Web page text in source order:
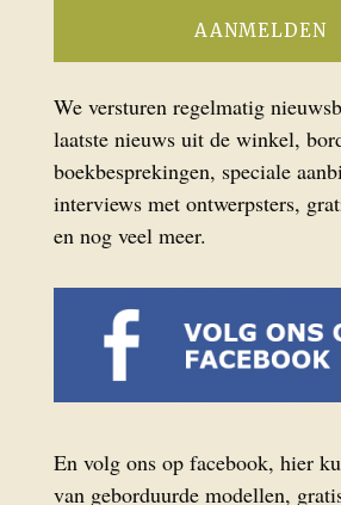
We versturen regelmatig
laatste nieuws uit de winkel,
boekbesprekingen, speciale
interviews met ontwerpsters,
en nog veel meer.
En volg ons op facebook, hier
van geborduurde modellen,